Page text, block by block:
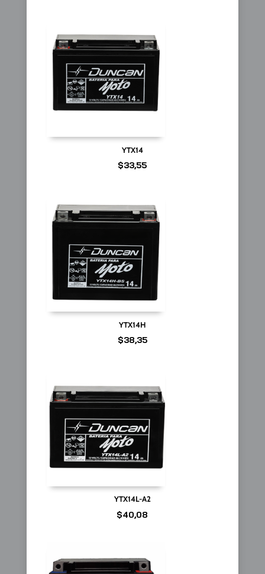
YTX14
$33,55
YTX14H
$38,35
YTX14L-A2
$40,08